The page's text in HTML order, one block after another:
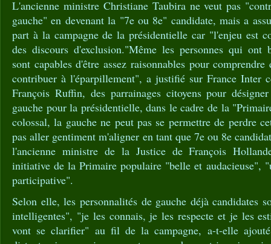
L'ancienne ministre Christiane Taubira ne veut pas
gauche" en devenant la "7e ou 8e" candidate, mais a
part à la campagne de la présidentielle car "l'enjeu est
des discours d'exclusion."Même les personnes qui ont
sont capables d'être assez raisonnables pour
contribuer à l'éparpillement", a justifié sur France Inter
François Ruffin, des parrainages citoyens pour
gauche pour la présidentielle, dans le cadre de la
colossal, la gauche ne peut pas se permettre de perdre
pas aller gentiment m'aligner en tant que 7e ou 8e
l'ancienne ministre de la Justice de François
initiative de la Primaire populaire "belle et audacieuse",
participative".
Selon elle, les personnalités de gauche déjà candidates
intelligentes", "je les connais, je les respecte et je les
vont se clarifier" au fil de la campagne, a-t-elle